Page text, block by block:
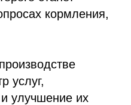
кормления,
услуг,
улучшение их